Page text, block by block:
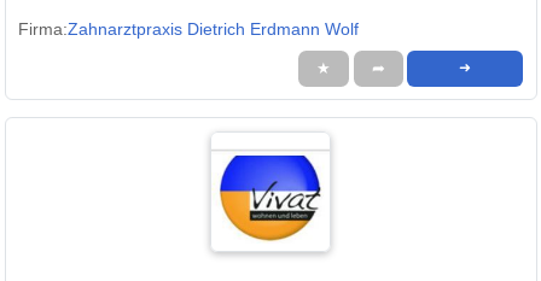
Firma:Zahnarztpraxis Dietrich Erdmann Wolf
★ ➦ ➜